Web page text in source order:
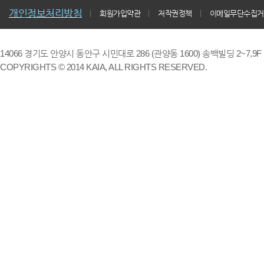
개인정보처리방침 회원가입약관 저작권정책 이메일무단수집
14066 경기도 안양시 동안구 시민대로 286 (관양동 1600) 송백빌딩
COPYRIGHTS © 2014 KAIA, ALL RIGHTS RESERVED.